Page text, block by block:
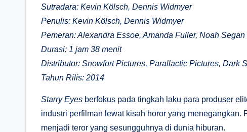
Sutradara: Kevin Kölsch, Dennis Widmyer
Penulis: Kevin Kölsch, Dennis Widmyer
Pemeran: Alexandra Essoe, Amanda Fuller, Noah Segan
Durasi: 1 jam 38 menit
Distributor: Snowfort Pictures, Parallactic Pictures, Dark
Tahun Rilis: 2014
Starry Eyes berfokus pada tingkah laku para produser
industri perfilman lewat kisah horor yang
menjadi teror yang sesungguhnya di dunia hiburan.